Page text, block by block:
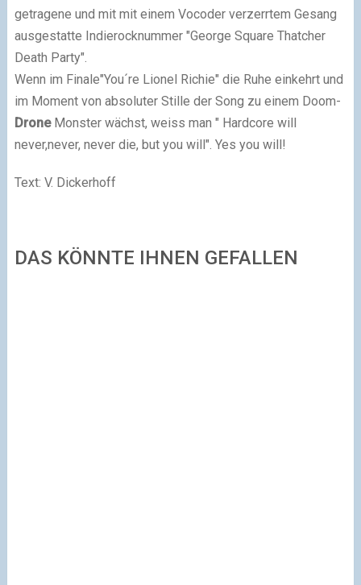
getragene und mit mit einem Vocoder verzerrtem Gesang
ausgestatte Indierocknummer "George Square Thatcher
Death Party".
Wenn im Finale"You´re Lionel Richie" die Ruhe einkehrt und
im Moment von absoluter Stille der Song zu einem Doom-
DroneMonster wächst, weiss man " Hardcore will
never,never, never die, but you will". Yes you will!
Text: V. Dickerhoff
DAS KÖNNTE IHNEN GEFALLEN